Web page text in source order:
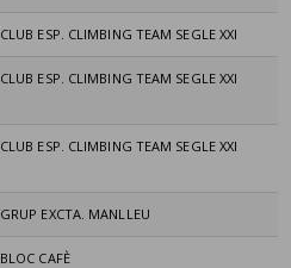
CLUB ESP. CLIMBING TEAM SEGLE XXI
CLUB ESP. CLIMBING TEAM SEGLE XXI
CLUB ESP. CLIMBING TEAM SEGLE XXI
GRUP EXCTA. MANLLEU
BLOC CAFÈ